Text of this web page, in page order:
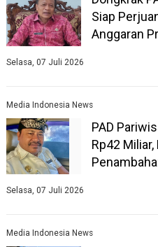
Siap
Anggaran
Selasa, 07 Juli 2026
Media Indonesia News
PAD
Rp42 Miliar,
Selasa, 07 Juli 2026
Media Indonesia News